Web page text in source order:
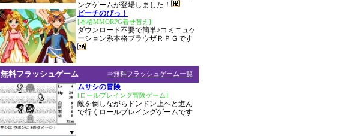
ングゲームが登場しました！
ピーチのぴっ！
[本格MMORPG着せ替え]
ダウンロード不要で簡単♪コミニュケ
ーション系本格ブラウザＲＰＧです
⇒無料フラッシュゲーム一覧
無料フラッシュゲーム
ムサシの冒険
[ロールプレイング冒険ゲーム]
敵を倒しながらドンドン上へと進ん
で行くロールプレイングゲームです